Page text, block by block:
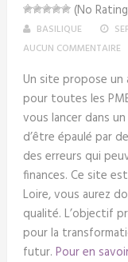
(No
BASILIQUE
AUCUN COMMENTAIRE
Un site propose un
pour toutes les
vous lancer dans
d’être épaulé par
des erreurs qui
finances. Ce site
Loire, vous aurez
qualité. L’objectif
pour la
futur. Pour en